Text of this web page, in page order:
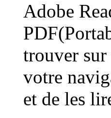
Adobe
trouver
votre
et de les